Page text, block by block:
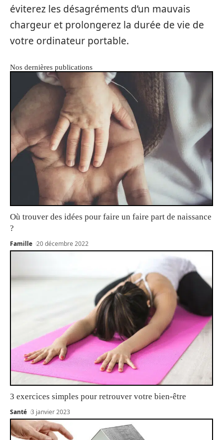
éviterez les désagréments d’un mauvais
chargeur et prolongerez la durée de vie de
votre ordinateur portable.
Nos dernières publications
Où trouver des idées pour faire un faire part de naissance
?
Famille 20 décembre 2022
3 exercices simples pour retrouver votre bien-être
Santé 3 janvier 2023